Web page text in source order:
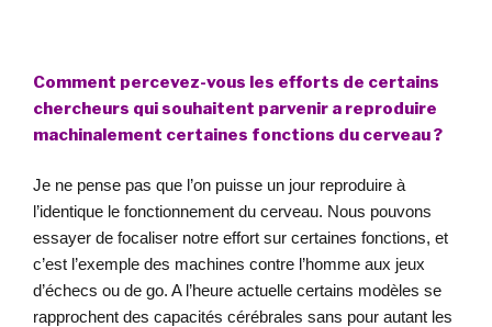
Comment percevez-vous les efforts de certains
chercheurs qui souhaitent parvenir a reproduire
machinalement certaines fonctions du cerveau ?
Je ne pense pas que l’on puisse un jour reproduire à
l’identique le fonctionnement du cerveau. Nous pouvons
essayer de focaliser notre effort sur certaines fonctions, et
c’est l’exemple des machines contre l’homme aux jeux
d’échecs ou de go. A l’heure actuelle certains modèles se
rapprochent des capacités cérébrales sans pour autant les